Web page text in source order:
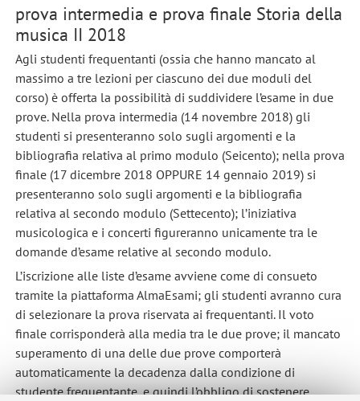
prova intermedia e prova finale Storia della
musica II 2018
Agli studenti frequentanti (ossia che hanno mancato al
massimo a tre lezioni per ciascuno dei due moduli del
corso) è offerta la possibilità di suddividere l’esame in due
prove. Nella prova intermedia (14 novembre 2018) gli
studenti si presenteranno solo sugli argomenti e la
bibliografia relativa al primo modulo (Seicento); nella prova
finale (17 dicembre 2018 OPPURE 14 gennaio 2019) si
presenteranno solo sugli argomenti e la bibliografia
relativa al secondo modulo (Settecento); l’iniziativa
musicologica e i concerti figureranno unicamente tra le
domande d’esame relative al secondo modulo.
L’iscrizione alle liste d’esame avviene come di consueto
tramite la piattaforma AlmaEsami; gli studenti avranno cura
di selezionare la prova riservata ai frequentanti. Il voto
finale corrisponderà alla media tra le due prove; il mancato
superamento di una delle due prove comporterà
automaticamente la decadenza dalla condizione di
studente frequentante, e quindi l’obbligo di sostenere